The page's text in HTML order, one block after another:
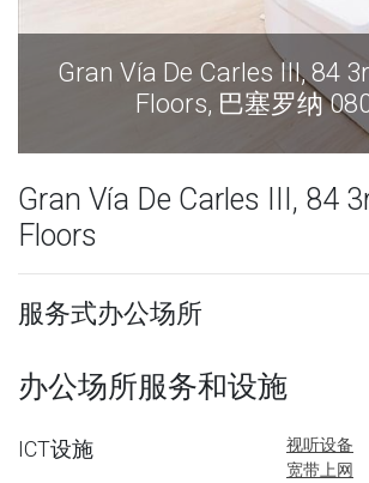
Gran Vía De Carles III, 84 3rd
Floors, 巴塞罗纳 08028
Gran Vía De Carles III, 84
Floors
服务式办公场所
办公场所服务和设施
ICT设施
视听设备
宽带上网